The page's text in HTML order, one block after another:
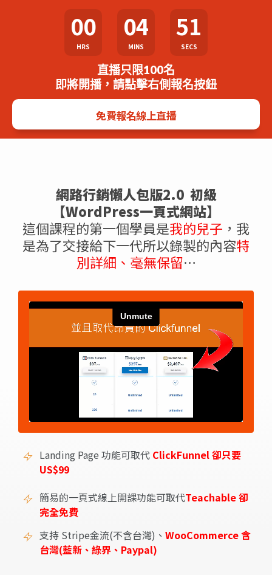
00
HRS
04
MINS
51
SECS
直播只限100名
即將開播，請點擊右側報名按鈕
免費報名線上直播
網路行銷懶人包版2.0 初級
【WordPress一頁式網站】
這個課程的第一個學員是我的兒子 ，我
是為了交接給下一代所以錄製的內容特
別詳細、毫無保留…
Landing Page 功能可取代 ClickFunnel卻只要
US$99
簡易的一頁式線上開課功能可取代Teachable 卻
完全免費
支持 Stripe金流(不含台灣)、 WooCommerce 含
台灣(藍新、綠界、Paypal)